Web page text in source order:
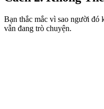
Bạn thắc mắc vì sao người đó
vẫn đang trò chuyện.